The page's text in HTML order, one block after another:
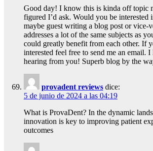
Good day! I know this is kinda off topic
figured I’d ask. Would you be interested
maybe guest writing a blog post or vice-
addresses a lot of the same subjects as
could greatly benefit from each other. If
interested feel free to send me an email.
hearing from you! Superb blog by the
provadent reviews dice:
5 de junio de 2024 a las 04:19
What is ProvaDent? In the dynamic
innovation is key to improving patient
outcomes